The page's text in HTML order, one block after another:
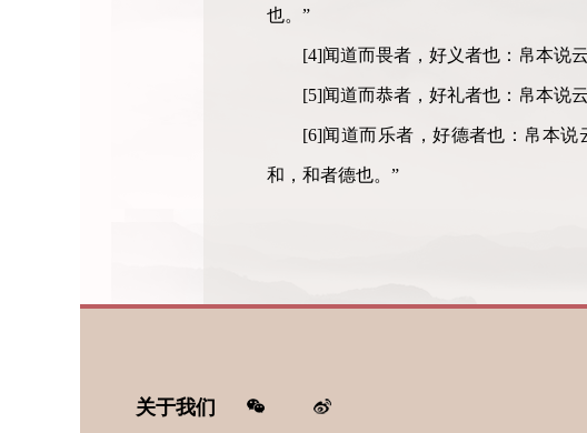
也。”
[4]闻道而畏者，好义者也：帛本说
[5]闻道而恭者，好礼者也：帛本说
[6]闻道而乐者，好德者也：帛本
和，和者德也。”
关于我们